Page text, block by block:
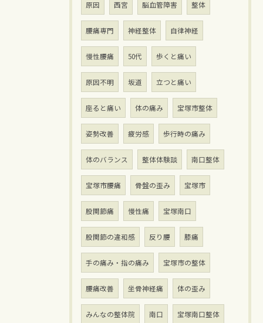
原因 西宮 脳血管障害 整体
腰痛専門 神経整体 自律神経
慢性腰痛 50代 歩くと痛い
原因不明 坂道 立つと痛い
座ると痛い 体の痛み 宝塚市整体
姿勢改善 疲労感 歩行時の痛み
体のバランス 整体体験談 南口整体
宝塚市腰痛 骨盤の歪み 宝塚市
股関節痛 慢性痛 宝塚南口
股関節の違和感 反り腰 膝痛
手の痛み・指の痛み 宝塚市の整体
腰痛改善 坐骨神経痛 体の歪み
みんなの整体院 南口 宝塚南口整体